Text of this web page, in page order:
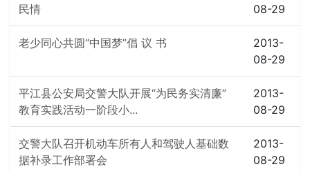
民情
08-29
老少同心共圆“中国梦”倡 议 书
2013-
08-29
平江县公安局交警大队开展“为民务实清廉”
教育实践活动一阶段小...
2013-
08-29
交警大队召开机动车所有人和驾驶人基础数
据补录工作部署会
2013-
08-29